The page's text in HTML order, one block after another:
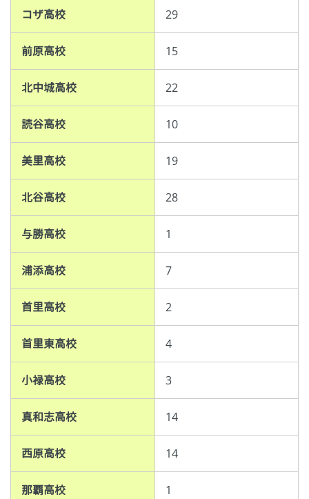
コザ高校 29
前原高校 15
北中城高校 22
読谷高校 10
美里高校 19
北谷高校 28
与勝高校 1
浦添高校 7
首里高校 2
首里東高校 4
小禄高校 3
真和志高校 14
西原高校 14
那覇高校 1